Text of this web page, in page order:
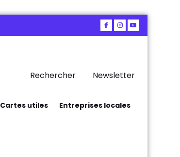
Rechercher Newsletter
Cartes utiles Entreprises locales